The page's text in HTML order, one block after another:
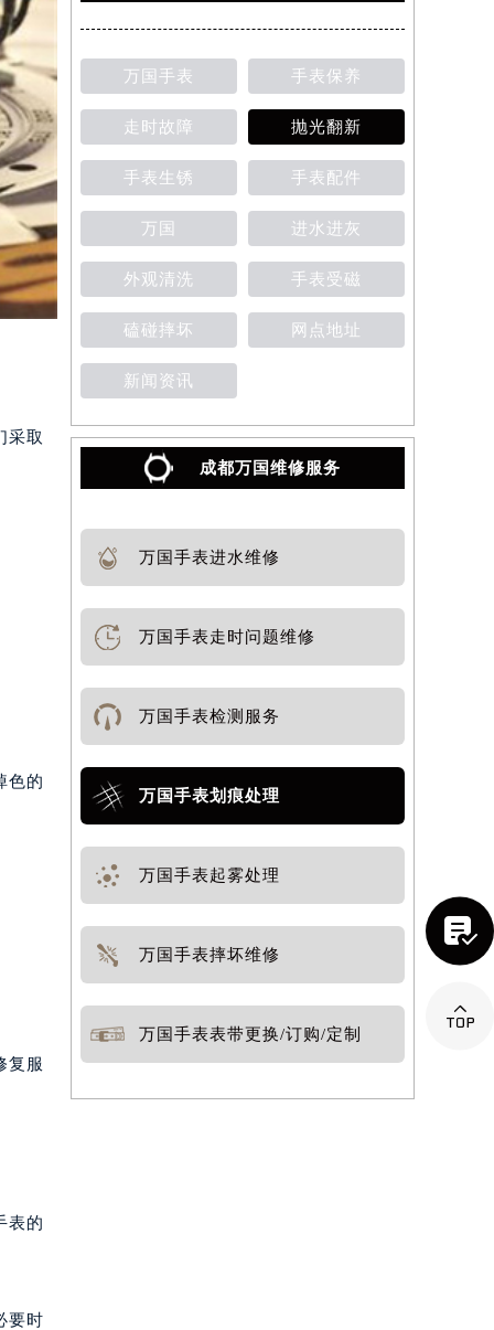
采取
色的
复服
表的
要时
万国手表 手表保养
走时故障 抛光翻新
手表生锈 手表配件
万国 进水进灰
外观清洗 手表受磁
磕碰摔坏 网点地址
新闻资讯
成都万国维修服务
万国手表进水维修
万国手表走时问题维修
万国手表检测服务
万国手表划痕处理
万国手表起雾处理
万国手表摔坏维修
万国手表表带更换/订购/定制

